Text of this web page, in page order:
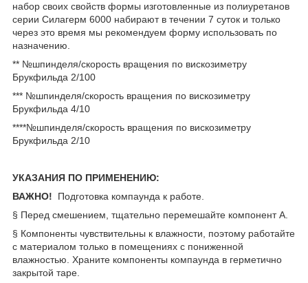
набор своих свойств формы изготовленные из полиуретанов
серии Силагерм 6000 набирают в течении 7 суток и только
через это время мы рекомендуем форму использовать по
назначению.
** №шпинделя/скорость вращения по вискозиметру
Брукфильда 2/100
*** №шпинделя/скорость вращения по вискозиметру
Брукфильда 4/10
****№шпинделя/скорость вращения по вискозиметру
Брукфильда 2/10
УКАЗАНИЯ ПО ПРИМЕНЕНИЮ:
ВАЖНО! Подготовка компаунда к работе.
§ Перед смешением, тщательно перемешайте компонент А.
§ Компоненты чувствительны к влажности, поэтому работайте
с материалом только в помещениях с пониженной
влажностью. Храните компоненты компаунда в герметично
закрытой таре.